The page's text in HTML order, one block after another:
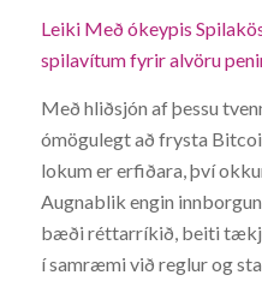
Leiki Með ókeypis
spilavítum fyrir alvöru
Með hliðsjón af þessu
ómögulegt að frysta
lokum er erfiðara, því
Augnablik engin
bæði réttarríkið, beiti
í samræmi við reglur og